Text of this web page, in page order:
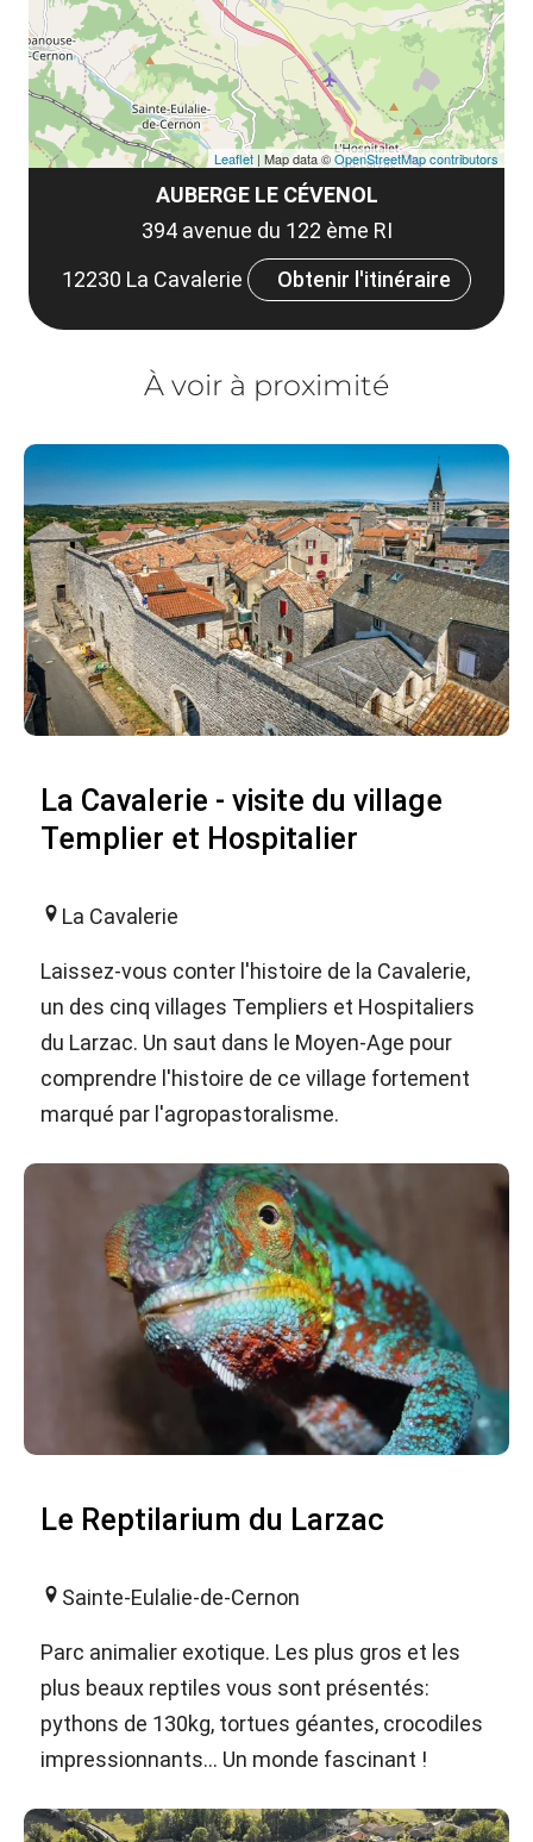
AUBERGE LE CÉVENOL
394 avenue du 122 ème RI
12230 La Cavalerie
Obtenir l'itinéraire
Leaflet | Map data ©OpenStreetMap contributors
À voir à proximité
La Cavalerie - visite du village
Templier et Hospitalier
La Cavalerie
Laissez-vous conter l'histoire de la Cavalerie,
un des cinq villages Templiers et Hospitaliers
du Larzac. Un saut dans le Moyen-Age pour
comprendre l'histoire de ce village fortement
marqué par l'agropastoralisme.
Le Reptilarium du Larzac
Sainte-Eulalie-de-Cernon
Parc animalier exotique. Les plus gros et les
plus beaux reptiles vous sont présentés:
pythons de 130kg, tortues géantes, crocodiles
impressionnants... Un monde fascinant !